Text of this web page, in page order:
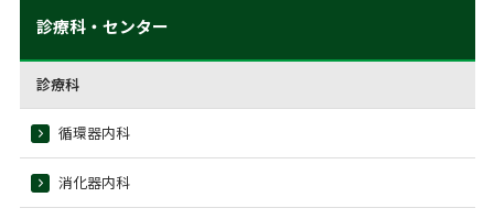
診療科・センター
診療科
循環器内科
消化器内科